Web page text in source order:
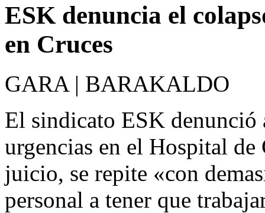
ESK denuncia el
en Cruces
GARA | BARAKALDO
El sindicato ESK denunció
urgencias en el Hospital de
juicio, se repite «con
personal a tener que